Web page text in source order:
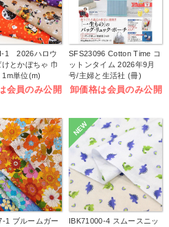
1 2026ハロウ
けとかぼちゃ 巾
単位(m)
会員のみ公開
SFS23096 Cotton Time コ
ットンタイム 2026年9月
号/主婦と生活社 (冊)
卸価格は会員のみ公開
1 ブルームガー
NEW
IBK71000-4 スムースニッ